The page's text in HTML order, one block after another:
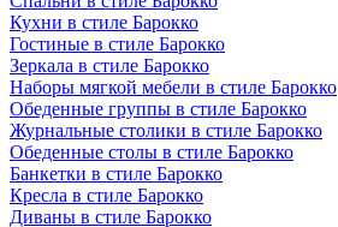
Кухни в стиле Барокко
Гостиные в стиле Барокко
Зеркала в стиле Барокко
Наборы мягкой мебели в стиле Барокко
Обеденные группы в стиле Барокко
Журнальные столики в стиле Барокко
Обеденные столы в стиле Барокко
Банкетки в стиле Барокко
Кресла в стиле Барокко
Диваны в стиле Барокко